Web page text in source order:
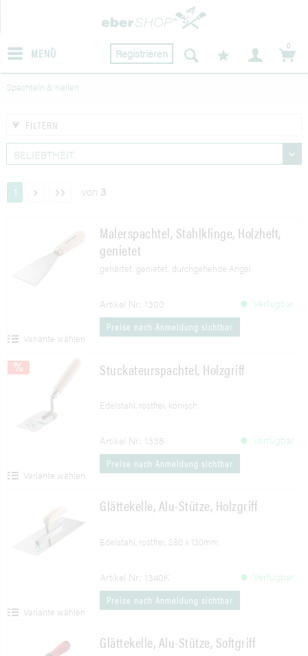
MENÜ Registrieren
0
Spachteln & Kellen
FILTERN
1 von 3
Malerspachtel, Stahlklinge, Holzheft,
genietet
gehärtet, genietet, durchgehende Angel
Artikel Nr.: 1300
Verfügbar
Preise nach Anmeldung sichtbar
Variante wählen
Stuckateurspachtel, Holzgriff
Edelstahl, rostfrei, konisch
Artikel Nr.: 1338
Verfügbar
Preise nach Anmeldung sichtbar
Variante wählen
Glättekelle, Alu-Stütze, Holzgriff
Edelstahl, rostfrei, 280 x 130mm
Artikel Nr.: 1340K
Verfügbar
Preise nach Anmeldung sichtbar
Variante wählen
Glättekelle, Alu-Stütze, Softgriff